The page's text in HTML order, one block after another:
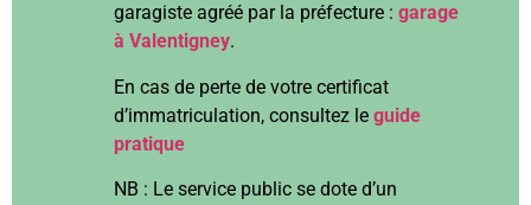
garagiste agréé par la préfecture : garage
à Valentigney.
En cas de perte de votre certificat
d’immatriculation, consultez le guide
pratique
NB : Le service public se dote d’un